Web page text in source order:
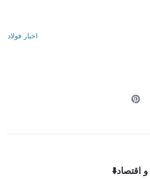
اخبار فولاد
و اقتصاد⬇️